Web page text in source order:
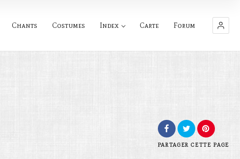
Chants Costumes Index Carte Forum
PARTAGER CETTE PAGE